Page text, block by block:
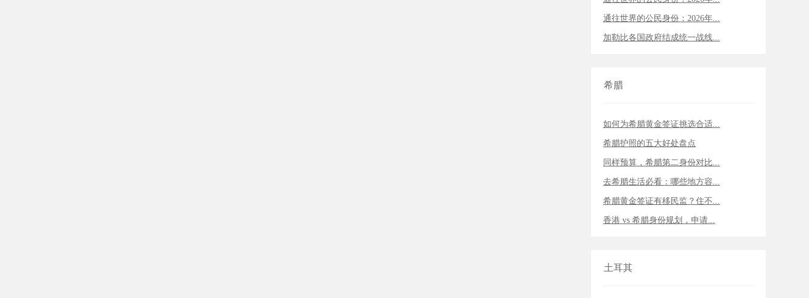
通往世界的公民身份：2026年...
加勒比各国政府结成统一战线...
希腊
如何为希腊黄金签证挑选合适...
希腊护照的五大好处盘点
同样预算，希腊第二身份对比...
去希腊生活必看：哪些地方容...
希腊黄金签证有移民监？住不...
香港 vs 希腊身份规划，申请...
土耳其